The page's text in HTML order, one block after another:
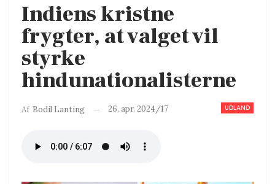
Indiens kristne
frygter, at valget vil
styrke
hindunationalisterne
UDLAND
Af Bodil Lanting 26. apr. 2024/17